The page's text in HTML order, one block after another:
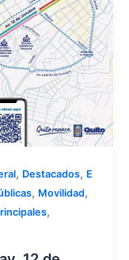
, Destacados, E
, Movilidad,
,